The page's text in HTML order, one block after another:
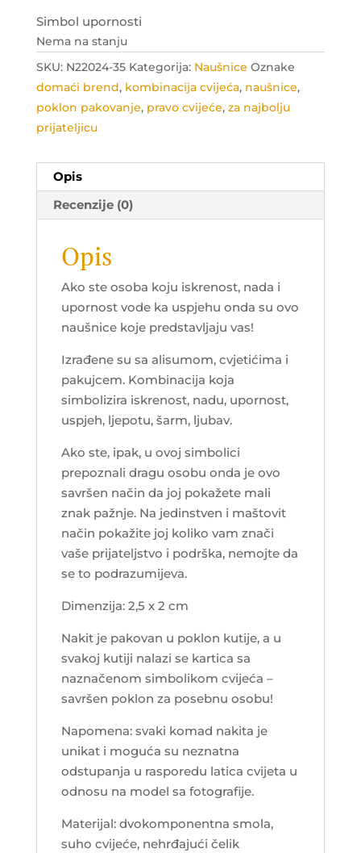
Simbol upornosti
Nema na stanju
SKU: N22024-35 Kategorija: Naušnice Oznake
domaći brend, kombinacija cvijeća, naušnice,
poklon pakovanje, pravo cvijeće, za najbolju
prijateljicu
Opis
Recenzije (0)
Opis
Ako ste osoba koju iskrenost, nada i
upornost vode ka uspjehu onda su ovo
naušnice koje predstavljaju vas!
Izrađene su sa alisumom, cvjetićima i
pakujcem. Kombinacija koja
simbolizira iskrenost, nadu, upornost,
uspjeh, ljepotu, šarm, ljubav.
Ako ste, ipak, u ovoj simbolici
prepoznali dragu osobu onda je ovo
savršen način da joj pokažete mali
znak pažnje. Na jedinstven i maštovit
način pokažite joj koliko vam znači
vaše prijateljstvo i podrška, nemojte da
se to podrazumijeva.
Dimenzija: 2,5 x 2 cm
Nakit je pakovan u poklon kutije, a u
svakoj kutiji nalazi se kartica sa
naznačenom simbolikom cvijeća –
savršen poklon za posebnu osobu!
Napomena: svaki komad nakita je
unikat i moguća su neznatna
odstupanja u rasporedu latica cvijeta u
odnosu na model sa fotografije.
Materijal: dvokomponentna smola,
suho cvijeće, nehrđajući čelik